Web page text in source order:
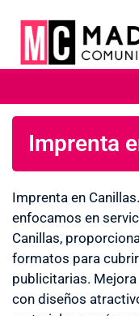
Imprenta
Imprenta en
enfocamos en
Canillas,
formatos para
publicitarias.
con diseños